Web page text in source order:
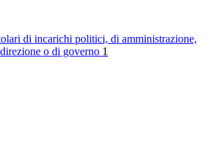
di incarichi politici, di amministrazione,
o di governo 1